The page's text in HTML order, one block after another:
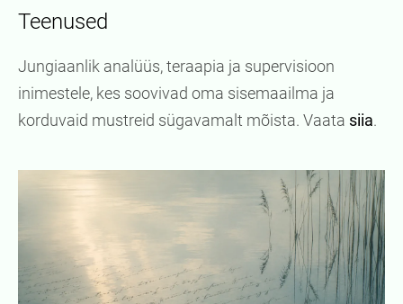
Teenused
Jungiaanlik analüüs, teraapia ja supervisioon
inimestele, kes soovivad oma sisemaailma ja
korduvaid mustreid sügavamalt mõista. Vaata siia.